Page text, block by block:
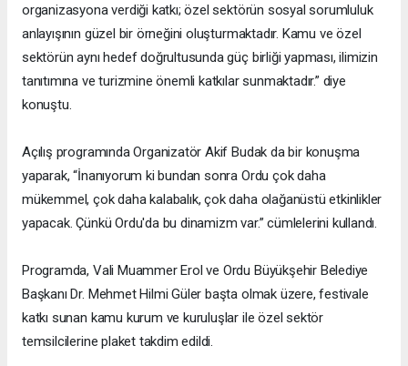
organizasyona verdiği katkı; özel sektörün sosyal sorumluluk
anlayışının güzel bir örneğini oluşturmaktadır. Kamu ve özel
sektörün aynı hedef doğrultusunda güç birliği yapması, ilimizin
tanıtımına ve turizmine önemli katkılar sunmaktadır.” diye
konuştu.
Açılış programında Organizatör Akif Budak da bir konuşma
yaparak, “İnanıyorum ki bundan sonra Ordu çok daha
mükemmel, çok daha kalabalık, çok daha olağanüstü etkinlikler
yapacak. Çünkü Ordu'da bu dinamizm var.” cümlelerini kullandı.
Programda, Vali Muammer Erol ve Ordu Büyükşehir Belediye
Başkanı Dr. Mehmet Hilmi Güler başta olmak üzere, festivale
katkı sunan kamu kurum ve kuruluşlar ile özel sektör
temsilcilerine plaket takdim edildi.